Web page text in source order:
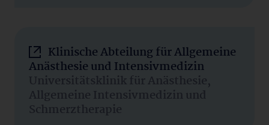
Klinische Abteilung für Allgemeine
Anästhesie und Intensivmedizin
Universitätsklinik für Anästhesie,
Allgemeine Intensivmedizin und
Schmerztherapie